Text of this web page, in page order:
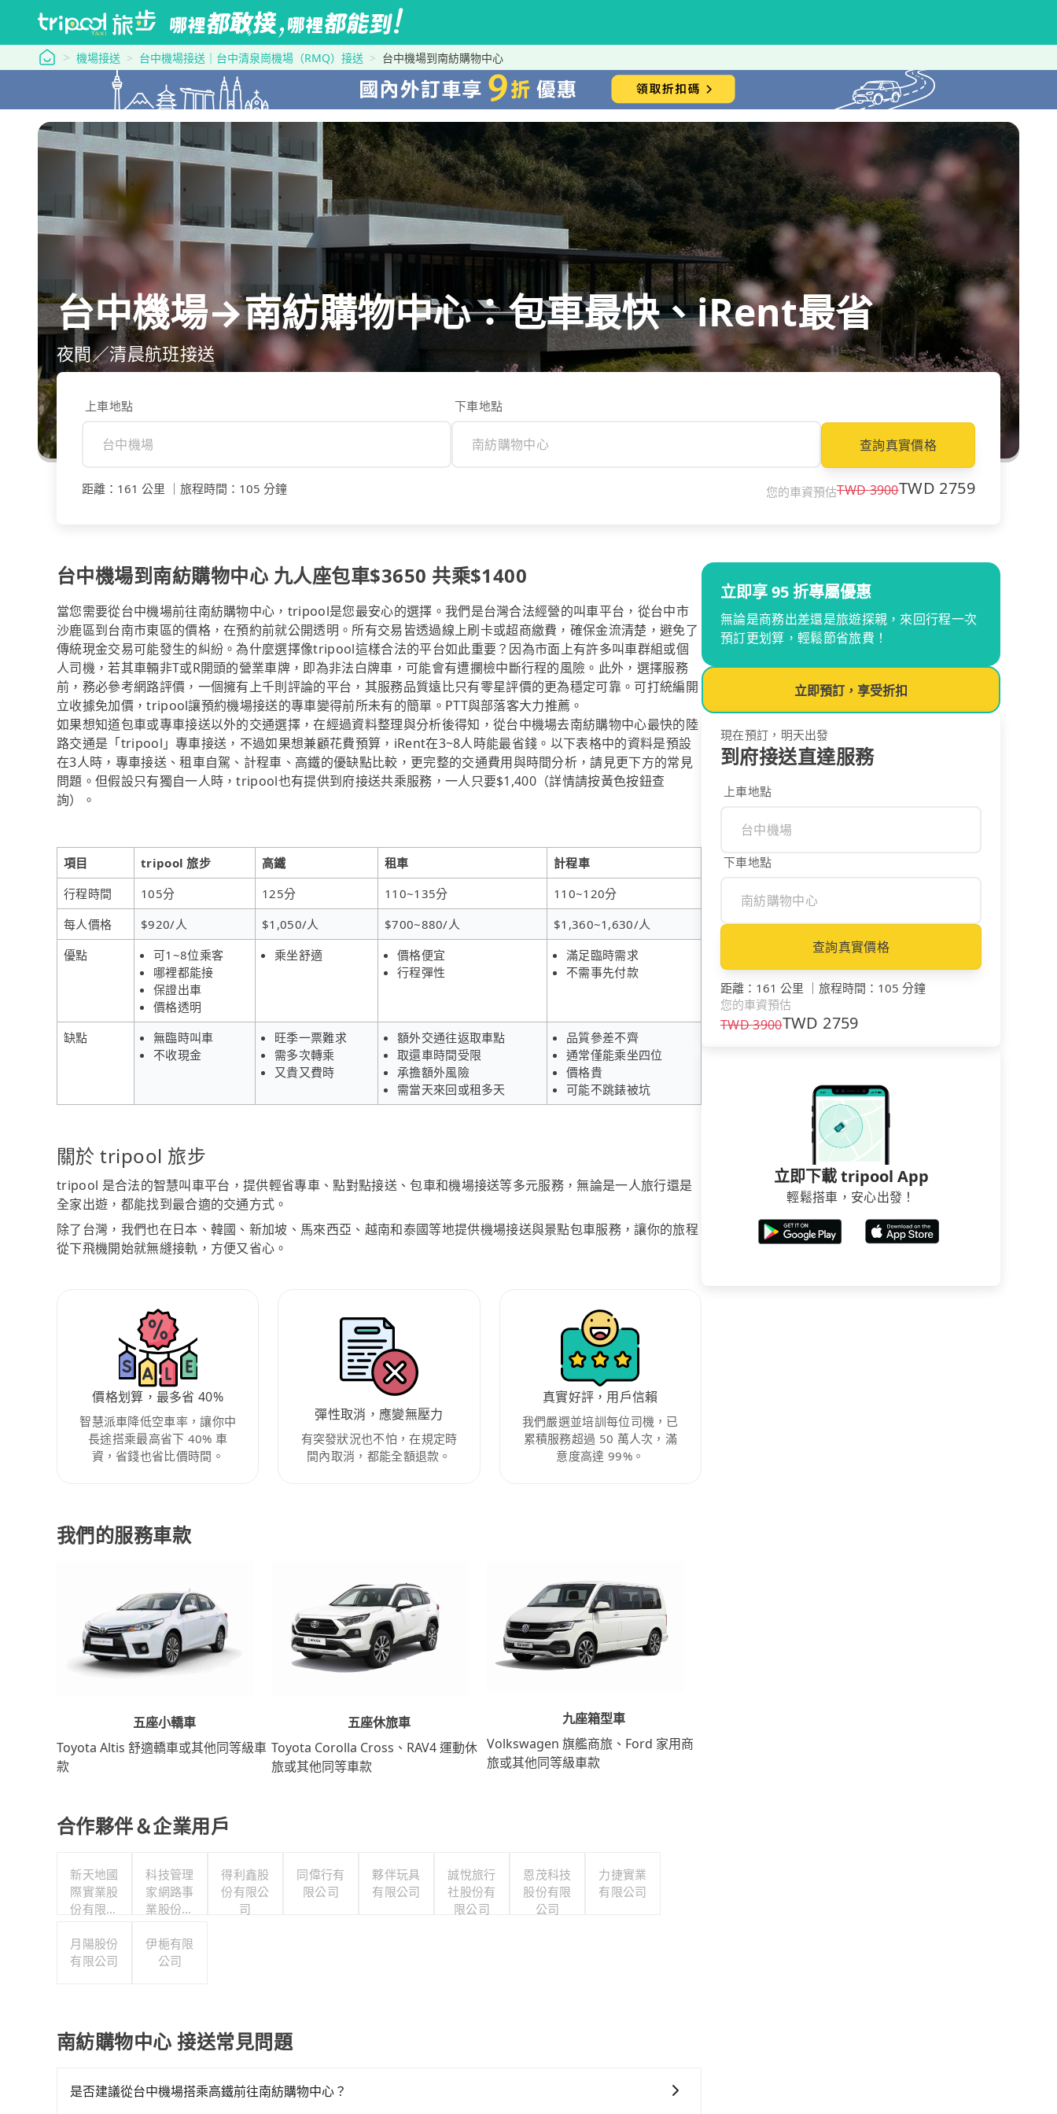
tripool 旅步
機場接送 台中機場接送｜台中清泉崗機場（RMQ）接送 台中機場到南紡購物中心
台中機場→南紡購物中心：包車最快、iRent最省
夜間／清晨航班接送
上車地點 下車地點
查詢真實價格
距離 ： 161 公里 旅程時間 ： 105 分鐘 您的車資預估TWD3900TWD 2759
台中機場到南紡購物中心 九人座包車$3650 共乘$1400
當您需要從台中機場前往南紡購物中心，tripool是您最安心的選擇。我們是台灣合法經營的叫車平台，從台中市
沙鹿區到台南市東區的價格，在預約前就公開透明。所有交易皆透過線上刷卡或超商繳費，確保金流清楚，避免了
傳統現金交易可能發生的糾紛。為什麼選擇像tripool這樣合法的平台如此重要？因為市面上有許多叫車群組或個
人司機，若其車輛非T或R開頭的營業車牌，即為非法白牌車，可能會有遭攔檢中斷行程的風險。此外，選擇服務
前，務必參考網路評價，一個擁有上千則評論的平台，其服務品質遠比只有零星評價的更為穩定可靠。可打統編開
立收據免加價，tripool讓預約機場接送的專車變得前所未有的簡單。PTT與部落客大力推薦。
如果想知道包車或專車接送以外的交通選擇，在經過資料整理與分析後得知，從台中機場去南紡購物中心最快的陸
路交通是「tripool」專車接送，不過如果想兼顧花費預算，iRent在3~8人時能最省錢。以下表格中的資料是預設
在3人時，專車接送、租車自駕、計程車、高鐵的優缺點比較，更完整的交通費用與時間分析，請見更下方的常見
問題。但假設只有獨自一人時，tripool也有提供到府接送共乘服務，一人只要$1,400（詳情請按黃色按鈕查
詢）。
項目 tripool 旅步 高鐵 租車
計程車
行程時間
105分 125分 110~135分
110~120分
每人價格
$920/人 $1,050/人 $700~880/人
$1,360~1,630/人
優點
可1~8位乘客
哪裡都能接
保證出車
價格透明
乘坐舒適
價格便宜
行程彈性
滿足臨時需求
不需事先付款
缺點
無臨時叫車
不收現金
旺季一票難求
需多次轉乘
又貴又費時
額外交通往返取車點
取還車時間受限
承擔額外風險
需當天來回或租多天
品質參差不齊
通常僅能乘坐四位
價格貴
可能不跳錶被坑
關於 tripool 旅步
tripool 是合法的智慧叫車平台，提供輕省專車、點對點接送、包車和機場接送等多元服務，無論是一人旅行還是
全家出遊，都能找到最合適的交通方式。
除了台灣，我們也在日本、韓國、新加坡、馬來西亞、越南和泰國等地提供機場接送與景點包車服務，讓你的旅程
從下飛機開始就無縫接軌，方便又省心。
價格划算，最多省 40%
智慧派車降低空車率，讓你中
長途搭乘最高省下 40% 車
資，省錢也省比價時間。
彈性取消，應變無壓力
有突發狀況也不怕，在規定時
間內取消，都能全額退款。
真實好評，用戶信賴
我們嚴選並培訓每位司機，已
累積服務超過 50 萬人次，滿
意度高達 99%。
我們的服務車款
五座小轎車
Toyota Altis 舒適轎車或其他同等級車
款
五座休旅車
Toyota Corolla Cross、RAV4 運動休
旅或其他同等車款
九座箱型車
Volkswagen 旗艦商旅、Ford 家用商
旅或其他同等級車款
合作夥伴＆企業用戶
新天地國
際實業股
份有限公
科技管理
家網路事
業股份有
得利鑫股
份有限公
司
同偉行有
限公司
夥伴玩具
有限公司
誠悅旅行
社股份有
限公司
恩茂科技
股份有限
公司
力捷實業
有限公司
月陽股份
有限公司
伊梔有限
公司
南紡購物中心 接送常見問題
是否建議從台中機場搭乘高鐵前往南紡購物中心？
立即享 95 折專屬優惠
無論是商務出差還是旅遊探親，來回行程一次
預訂更划算，輕鬆節省旅費！
立即預訂，享受折扣
現在預訂，明天出發
到府接送直達服務
上車地點
下車地點
查詢真實價格
距離 ： 161 公里 ｜ 旅程時間 ： 105 分鐘
您的車資預估
TWD3900TWD 2759
立即下載 tripool App
輕鬆搭車，安心出發！